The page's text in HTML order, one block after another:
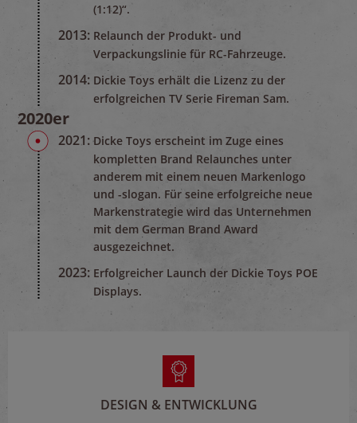
(1:12)“.
2013: Relaunch der Produkt- und
Verpackungslinie für RC-Fahrzeuge.
2014: Dickie Toys erhält die Lizenz zu der
erfolgreichen TV Serie Fireman Sam.
2020er
2021: Dicke Toys erscheint im Zuge eines
kompletten Brand Relaunches unter
anderem mit einem neuen Markenlogo
und -slogan. Für seine erfolgreiche neue
Markenstrategie wird das Unternehmen
mit dem German Brand Award
ausgezeichnet.
2023: Erfolgreicher Launch der Dickie Toys POE
Displays.
DESIGN & ENTWICKLUNG